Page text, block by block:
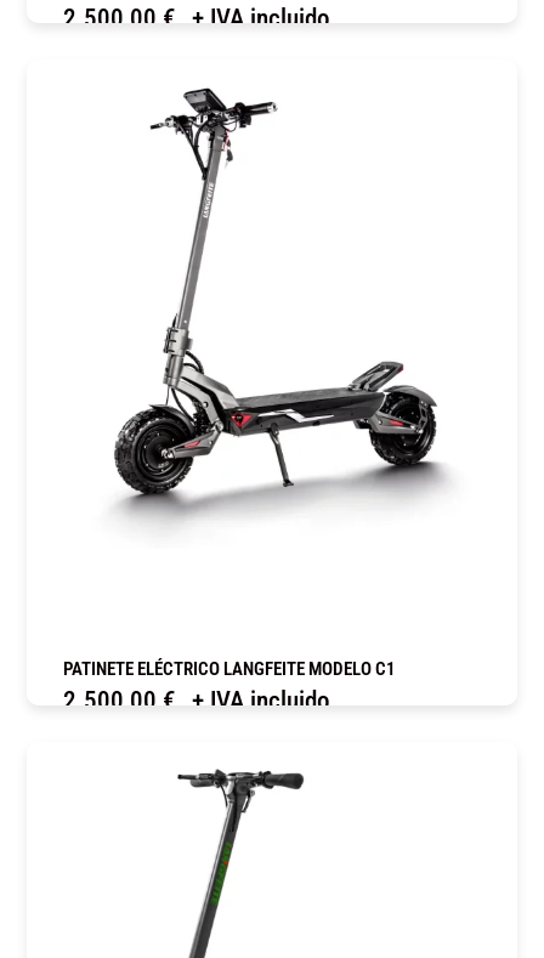
2.500,00 € + IVA incluido
PATINETE ELÉCTRICO LANGFEITE MODELO C1
2.500,00 € + IVA incluido